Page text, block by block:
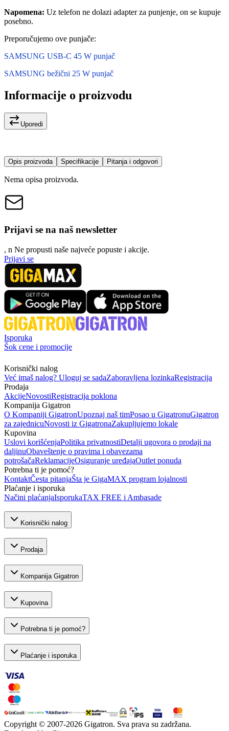
Napomena: Uz telefon ne dolazi adapter za punjenje, on se kupuje
posebno.
Preporučujemo ove punjače:
SAMSUNG USB-C 45 W punjač
SAMSUNG bežični 25 W punjač
Informacije o proizvodu
Uporedi
Opis proizvoda Specifikacije Pitanja i odgovori
Nema opisa proizvoda.
Prijavi se na naš newsletter
, n Ne propusti naše najveće popuste i akcije.
Prijavi se
Isporuka
Šok cene i promocije
Korisnički nalog
Već imaš nalog? Uloguj se sadaZaboravljena lozinkaRegistracija
Prodaja
AkcijeNovostiRegistracija poklona
Kompanija Gigatron
O Kompaniji GigatronUpoznaj naš timPosao u GigatronuGigatron
za zajednicuNovosti iz GigatronaZakupljujemo lokale
Kupovina
Uslovi korišćenjaPolitika privatnostiDetalji ugovora o prodaji na
daljinuObaveštenje o pravima i obavezama
potrošačaReklamacijeOsiguranje uređajaOutlet ponuda
Potrebna ti je pomoć?
KontaktČesta pitanjaŠta je GigaMAX program lojalnosti
Plaćanje i isporuka
Načini plaćanjaIsporukaTAX FREE i Ambasade
Korisnički nalog
Prodaja
Kompanija Gigatron
Kupovina
Potrebna ti je pomoć?
Plaćanje i isporuka
Copyright © 2007-2026 Gigatron. Sva prava su zadržana.